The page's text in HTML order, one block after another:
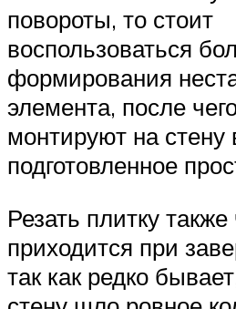
повороты, то стоит
воспользоваться
формирования
элемента, после
монтируют на стену
подготовленное
Резать плитку также
приходится при
так как редко